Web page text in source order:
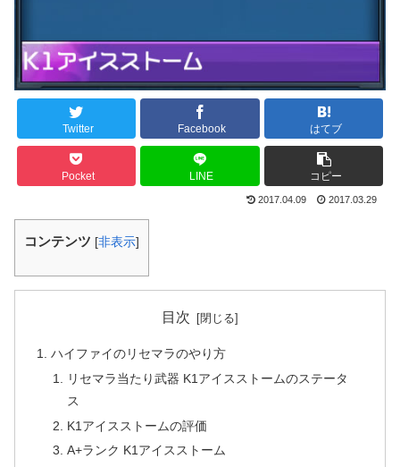
Twitter Facebook はてブ
Pocket LINE コピー
2017.04.09 2017.03.29
コンテンツ [非表示]
目次
ハイファイのリセマラのやり方
リセマラ当たり武器 K1アイスストームのステータ
ス
K1アイスストームの評価
A+ランク K1アイスストーム